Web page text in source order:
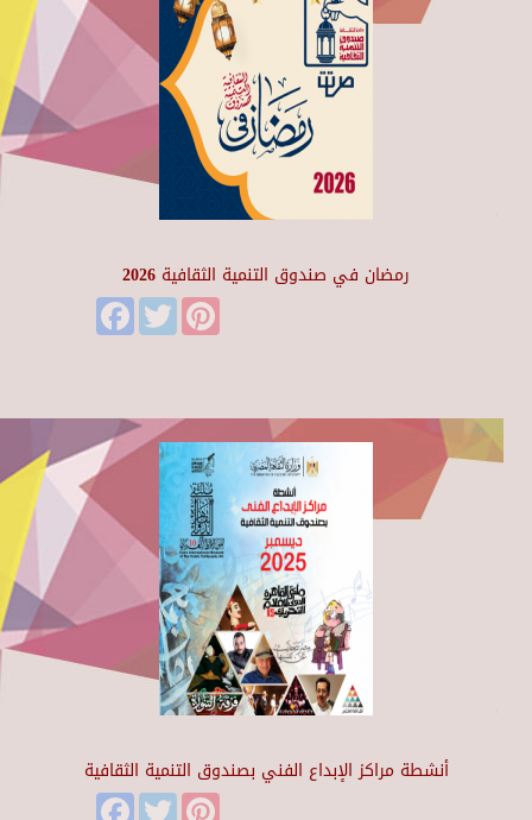
رمضان في صندوق التنمية الثقافية 2026
FacebookTwitter
أنشطة مراكز الإبداع الفني بصندوق التنمية الثقافية
FacebookTwitter